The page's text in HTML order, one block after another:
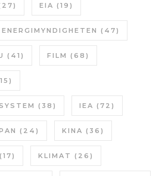
EIA (19)
ENERGIMYNDIGHETEN (47)
(41) FILM (68)
(38) IEA (72)
(24) KINA (36)
(17) KLIMAT (26)